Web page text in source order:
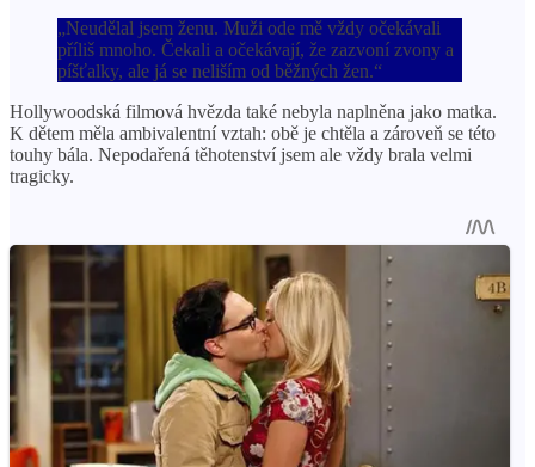
„Neudělal jsem ženu. Muži ode mě vždy očekávali
příliš mnoho. Čekali a očekávají, že zazvoní zvony a
píšťalky, ale já se neliším od běžných žen.“
Hollywoodská filmová hvězda také nebyla naplněna jako matka.
K dětem měla ambivalentní vztah: obě je chtěla a zároveň se této
touhy bála. Nepodařená těhotenství jsem ale vždy brala velmi
tragicky.